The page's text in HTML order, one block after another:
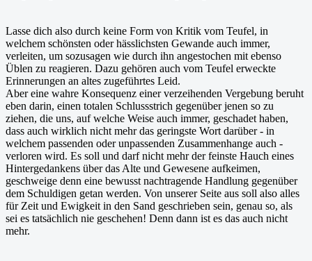
Lasse dich also durch keine Form von Kritik vom Teufel, in
welchem schönsten oder hässlichsten Gewande auch immer,
verleiten, um sozusagen wie durch ihn angestochen mit ebenso
Üblen zu reagieren. Dazu gehören auch vom Teufel erweckte
Erinnerungen an altes zugeführtes Leid.
Aber eine wahre Konsequenz einer verzeihenden Vergebung beruht
eben darin, einen totalen Schlussstrich gegenüber jenen so zu
ziehen, die uns, auf welche Weise auch immer, geschadet haben,
dass auch wirklich nicht mehr das geringste Wort darüber - in
welchem passenden oder unpassenden Zusammenhange auch -
verloren wird. Es soll und darf nicht mehr der feinste Hauch eines
Hintergedankens über das Alte und Gewesene aufkeimen,
geschweige denn eine bewusst nachtragende Handlung gegenüber
dem Schuldigen getan werden. Von unserer Seite aus soll also alles
für Zeit und Ewigkeit in den Sand geschrieben sein, genau so, als
sei es tatsächlich nie geschehen! Denn dann ist es das auch nicht
mehr.